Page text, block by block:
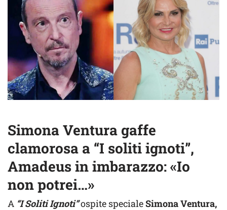
Simona Ventura gaffe
clamorosa a “I soliti ignoti”,
Amadeus in imbarazzo: «Io
non potrei…»
A “I Soliti Ignoti”ospite specialeSimona Ventura,